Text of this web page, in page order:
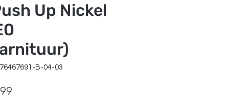
Up Nickel
B-04-03